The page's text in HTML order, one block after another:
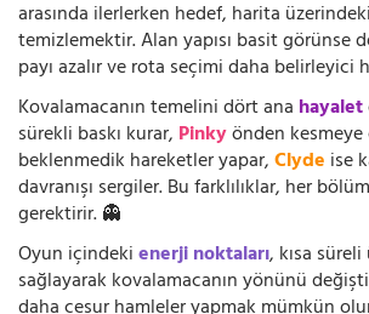
arasında ilerlerken hedef, harita
temizlemektir. Alan yapısı basit görünse
payı azalır ve rota seçimi daha
Kovalamacanın temelini dört ana hayalet
sürekli baskı kurar, Pinkyönden kesmeye
beklenmedik hareketler yapar,Clyde ise
davranışı sergiler. Bu farklılıklar, her
gerektirir. 👻
Oyun içindekienerji noktaları, kısa
sağlayarak kovalamacanın yönünü